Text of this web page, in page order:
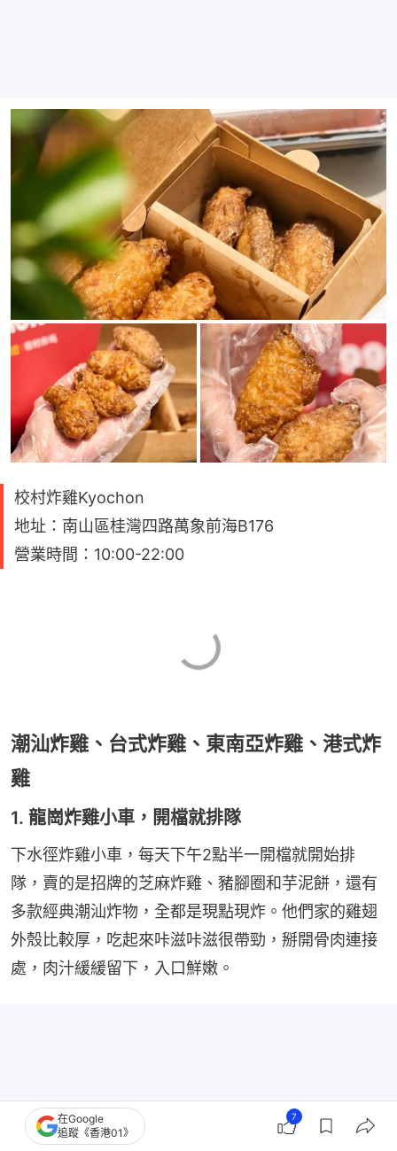
校村炸雞Kyochon
地址：南山區桂灣四路萬象前海B176
營業時間：10:00-22:00
潮汕炸雞、台式炸雞、東南亞炸雞、港式炸
雞
1. 龍崗炸雞小車，開檔就排隊
下水徑炸雞小車，每天下午2點半一開檔就開始排
隊，賣的是招牌的芝麻炸雞、豬腳圈和芋泥餅，還有
多款經典潮汕炸物，全都是現點現炸。他們家的雞翅
外殼比較厚，吃起來咔滋咔滋很帶勁，掰開骨肉連接
處，肉汁緩緩留下，入口鮮嫩。
在Google
追蹤《香港01》
7